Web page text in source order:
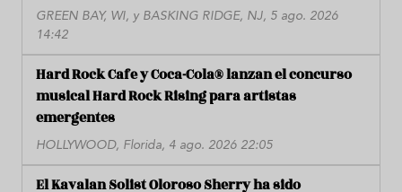
GREEN BAY, WI, y BASKING RIDGE, NJ, 5 ago. 2026
14:42
Hard Rock Cafe y Coca-Cola® lanzan el concurso
musical Hard Rock Rising para artistas
emergentes
HOLLYWOOD, Florida, 4 ago. 2026 22:05
El Kavalan Solist Oloroso Sherry ha sido